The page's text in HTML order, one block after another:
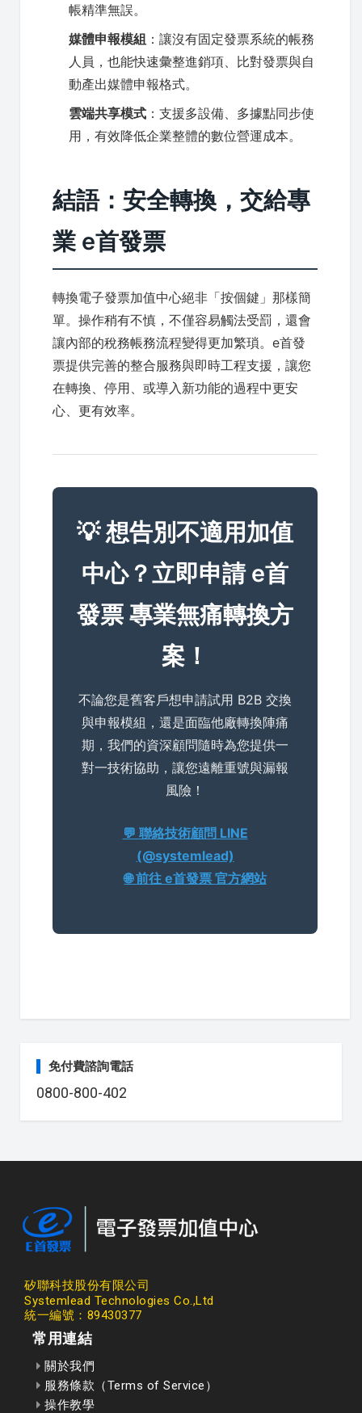
帳精準無誤。
媒體申報模組 ：讓沒有固定發票系統的帳務
人員，也能快速彙整進銷項、比對發票與自
動產出媒體申報格式。
雲端共享模式 ：支援多設備、多據點同步使
用，有效降低企業整體的數位營運成本。
結語：安全轉換，交給專
業 e首發票
轉換電子發票加值中心絕非「按個鍵」那樣簡
單。操作稍有不慎，不僅容易觸法受罰，還會
讓內部的稅務帳務流程變得更加繁瑣。e首發
票提供完善的整合服務與即時工程支援，讓您
在轉換、停用、或導入新功能的過程中更安
心、更有效率。
💡 想告別不適用加值
中心？立即申請 e首
發票 專業無痛轉換方
案！
不論您是舊客戶想申請試用 B2B 交換
與申報模組，還是面臨他廠轉換陣痛
期，我們的資深顧問隨時為您提供一
對一技術協助，讓您遠離重號與漏報
風險！
💬 聯絡技術顧問 LINE
(@systemlead)
🌐 前往 e首發票 官方網站
免付費諮詢電話
0800-800-402
矽聯科技股份有限公司
Systemlead Technologies Co.,Ltd
統一編號：89430377
常用連結
關於我們
服務條款（Terms of Service）
操作教學